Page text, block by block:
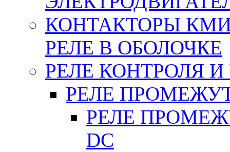
КОНТАКТОРЫ
РЕЛЕ В ОБОЛОЧКЕ
РЕЛЕ КОНТРОЛЯ
РЕЛЕ
РЕЛЕ
DC